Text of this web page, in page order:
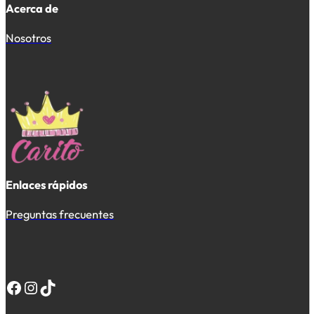
Acerca de
Nosotros
Enlaces rápidos
Preguntas frecuentes
Facebook InstagramTikTok